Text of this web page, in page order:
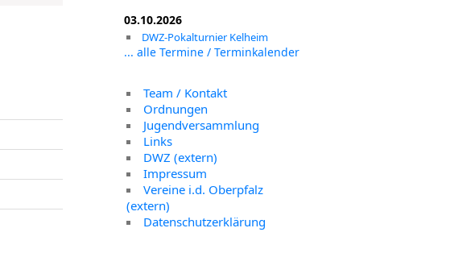
03.10.2026
DWZ-Pokalturnier Kelheim
... alle Termine / Terminkalender
Team / Kontakt
Ordnungen
Jugendversammlung
Links
DWZ (extern)
Impressum
Vereine i.d. Oberpfalz
(extern)
Datenschutzerklärung